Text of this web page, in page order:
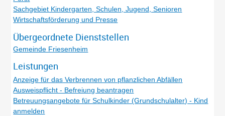
Sachgebiet Kindergarten, Schulen, Jugend, Senioren
Wirtschaftsförderung und Presse
Übergeordnete Dienststellen
Gemeinde Friesenheim
Leistungen
Anzeige für das Verbrennen von pflanzlichen Abfällen
Ausweispflicht - Befreiung beantragen
Betreuungsangebote für Schulkinder (Grundschulalter) - Kind
anmelden